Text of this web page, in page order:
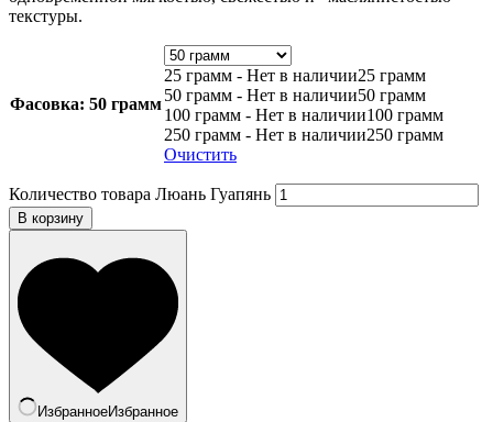
текстуры.
Фасовка: 50 грамм
25 грамм - Нет в наличии25 грамм
50 грамм - Нет в наличии50 грамм
100 грамм - Нет в наличии100 грамм
250 грамм - Нет в наличии250 грамм
Очистить
Количество товара Люань Гуапянь
В корзину
ИзбранноеИзбранное